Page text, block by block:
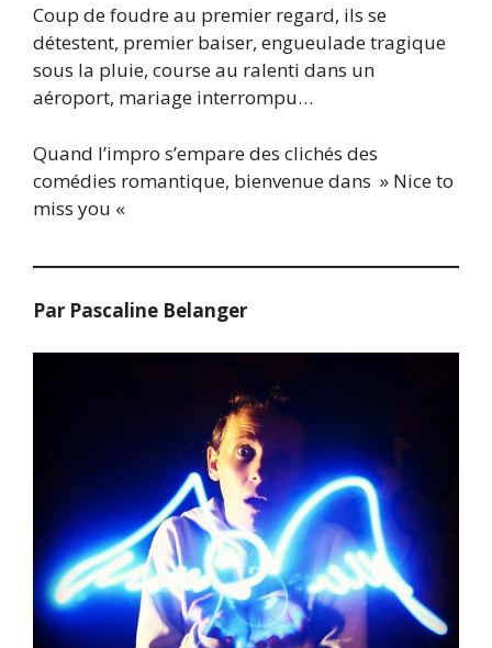
Coup de foudre au premier regard, ils se
détestent, premier baiser, engueulade tragique
sous la pluie, course au ralenti dans un
aéroport, mariage interrompu…
Quand l’impro s’empare des clichés des
comédies romantique, bienvenue dans » Nice to
miss you «
Par Pascaline Belanger